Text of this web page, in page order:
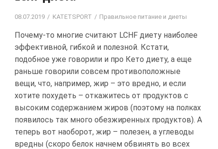
08.07.2019 KATETSPORT Правильное питание и диеты
Почему-то многие считают LCHF диету наиболее
эффективной, гибкой и полезной. Кстати,
подобное уже говорили и про Кето диету, а еще
раньше говорили совсем противоположные
вещи, что, например, жир – это вредно, и если
хотите похудеть – откажитесь от продуктов с
высоким содержанием жиров (поэтому на полках
появилось так много обезжиренных продуктов). А
теперь вот наоборот, жир – полезен, а углеводы
вредны (скоро белок начнем обвинять во всех